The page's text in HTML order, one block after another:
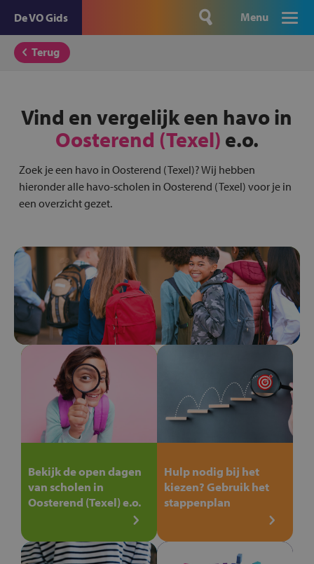
De VO Gids Menu
Terug
Vind en vergelijk een havo in
Oosterend (Texel) e.o.
Zoek je een havo in Oosterend (Texel)? Wij hebben
hieronder alle havo-scholen in Oosterend (Texel) voor je in
een overzicht gezet.
Bekijk de open dagen
van scholen in
Oosterend (Texel) e.o.
Hulp nodig bij het
kiezen? Gebruik het
stappenplan